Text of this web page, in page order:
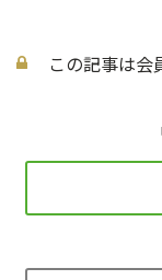
この記事は会